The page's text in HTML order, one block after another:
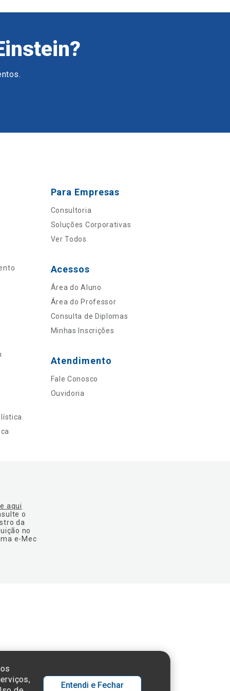
Para Empresas
Consultoria
Soluções Corporativas
Ver Todos
Acessos
Área do Aluno
Área do Professor
Consulta de Diplomas
Minhas Inscrições
Atendimento
Fale Conosco
Ouvidoria
aqui
o
da
no
e-Mec
Entendi e Fechar